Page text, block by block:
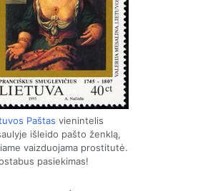
Paštas vienintelis
išleido pašto ženklą,
vaizduojama prostitutė.
pasiekimas!